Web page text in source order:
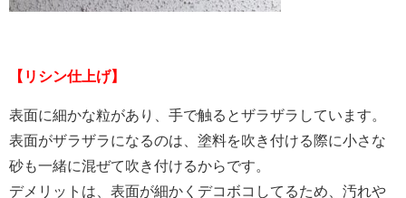
【リシン仕上げ】
表面に細かな粒があり、手で触るとザラザラしています。
表面がザラザラになるのは、塗料を吹き付ける際に小さな
砂も一緒に混ぜて吹き付けるからです。
デメリットは、表面が細かくデコボコしてるため、汚れや